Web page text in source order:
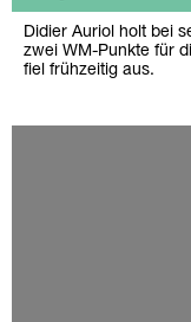
Didier Auriol holt bei
zwei WM-Punkte für
fiel frühzeitig aus.